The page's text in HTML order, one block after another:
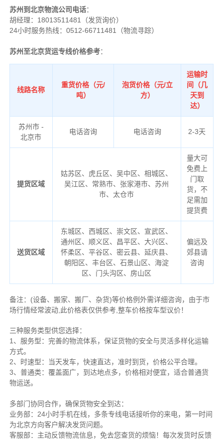
苏州到北京物流公司电话：
胡经理： 18013511481（发货询价）
24小时服务热线：0512-66711481（物流寻踪）
苏州至北京货运专线价格参考：
线路名称
重货价格（元/
吨）
泡货价格（元/立
方）
运输时
间（几
天到
达）
苏州市 -
北京市
电话咨询 电话咨询 2-3天
提货区域
姑苏区、虎丘区、吴中区、相城区、
吴江区、常熟市、张家港市、苏州
市、太仓市
量大可
免费上
门取
货，不
足需加
提货费
送货区域
东城区、西城区、崇文区、宣武区、
通州区、顺义区、昌平区、大兴区、
怀柔区、平谷区、密云县、延庆县、
朝阳区、丰台区、石景山区、海淀
区、门头沟区、房山区
偏远及
郊县请
咨询
备注： (设备、搬家、搬厂、杂货)等价格例外需详细咨询，由于市
场行情经常波动,此价格表仅供参考,整车价格按车型议价！
三种服务类型供您选择：
1、服务型：完善的物流体系，保证货物的安全与灵活多样化运输
方式。
2、时速型：当天发车，快速直达，准时到货，价格公平合理。
3、普通类：覆盖面广，到达地点多，价格相对便宜，适合普通货
物运送。
多部门协同合作，确保货物安全到达：
业务部：24小时手机在线，多条专线电话接听你的来电，第一时间
为北京方向客户解决发货问题。
客服部：主动反馈物流信息，免去您查货的烦恼！每次发货时反馈